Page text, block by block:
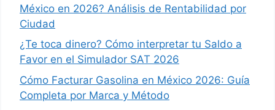
México en 2026? Análisis de Rentabilidad por
Ciudad
¿Te toca dinero? Cómo interpretar tu Saldo a
Favor en el Simulador SAT 2026
Cómo Facturar Gasolina en México 2026: Guía
Completa por Marca y Método